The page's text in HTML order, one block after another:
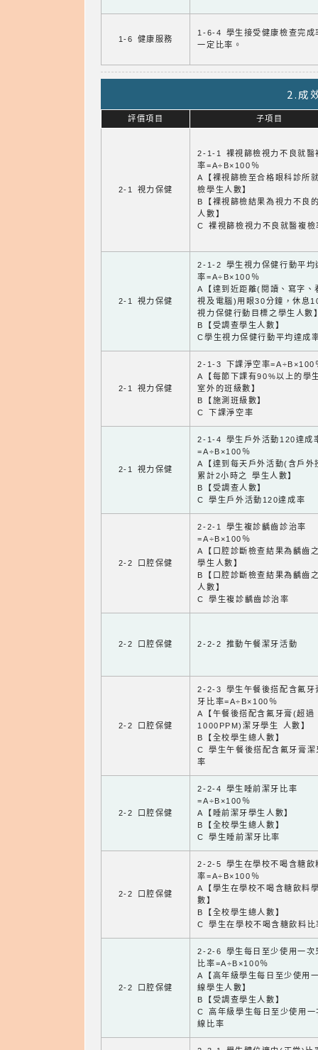
1-6 健康服務
1-6-4 學生接受健康檢查完成
一定比率。
2.成
評價項目 子項目
2-1 視力保健
2-1-1 裸視篩檢視力不良就醫
率=A÷B×100％
A【裸視篩檢至合格眼科診所
檢學生人數】
B【裸視篩檢結果為視力不良
人數】
C 裸視篩檢視力不良就醫複檢
2-1 視力保健
2-1-2 學生視力保健行動平均
率=A÷B×100％
A【達到近距離(閱讀、寫字、
視及電腦)用眼30分鐘，休息
視力保健行動目標之學生人數
B【受調查學生人數】
C學生視力保健行動平均達成
2-1 視力保健
2-1-3 下課淨空率=A÷B×100
A【每節下課有90%以上的學
室外的班級數】
B【施測班級數】
C 下課淨空率
2-1 視力保健
2-1-4 學生戶外活動120達成
=A÷B×100％
A【達到每天戶外活動(含戶外
累計2小時之 學生人數】
B【受調查人數】
C 學生戶外活動120達成率
2-2 口腔保健
2-2-1 學生複診齲齒診治率
=A÷B×100％
A【口腔診斷檢查結果為齲齒
學生人數】
B【口腔診斷檢查結果為齲齒
人數】
C 學生複診齲齒診治率
2-2 口腔保健 2-2-2 推動午餐潔牙活動
2-2 口腔保健
2-2-3 學生午餐後搭配含氟牙
牙比率=A÷B×100％
A【午餐後搭配含氟牙膏(超過
1000PPM)潔牙學生 人數】
B【全校學生總人數】
C 學生午餐後搭配含氟牙膏潔
率
2-2 口腔保健
2-2-4 學生睡前潔牙比率
=A÷B×100％
A【睡前潔牙學生人數】
B【全校學生總人數】
C 學生睡前潔牙比率
2-2 口腔保健
2-2-5 學生在學校不喝含糖飲
率=A÷B×100％
A【學生在學校不喝含糖飲料
數】
B【全校學生總人數】
C 學生在學校不喝含糖飲料比
2-2 口腔保健
2-2-6 學生每日至少使用一次
比率=A÷B×100％
A【高年級學生每日至少使用
線學生人數】
B【受調查學生人數】
C 高年級學生每日至少使用一
線比率